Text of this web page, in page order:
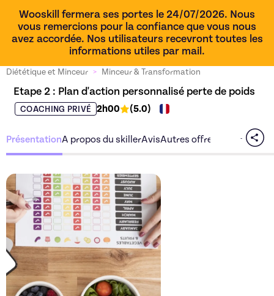
Wooskill fermera ses portes le 24/07/2026. Nous
vous remercions pour la confiance que vous nous
avez accordée. Nos utilisateurs recevront toutes les
informations utiles par mail.
Diététique et Minceur > Minceur & Transformation
Etape 2 : Plan d'action personnalisé perte de poids
COACHING PRIVÉ 2h00 (5.0)
PrésentationA propos du skillerAvisAutres offres du skiller